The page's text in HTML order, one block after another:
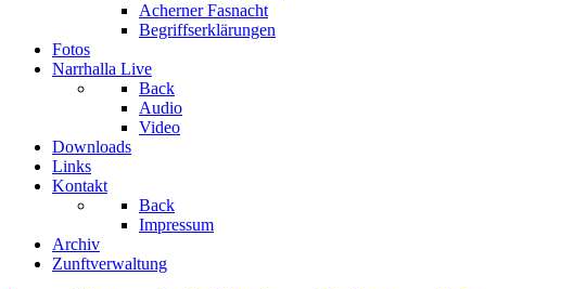
Acherner Fasnacht
Begriffserklärungen
Fotos
Narrhalla Live
Back
Audio
Video
Downloads
Links
Kontakt
Back
Impressum
Archiv
Zunftverwaltung